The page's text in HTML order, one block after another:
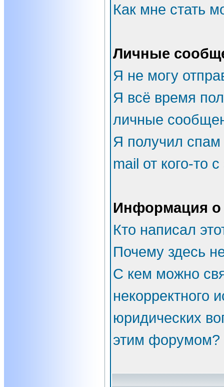
Как мне стать
Личные
Я не могу
Я всё время
личные
Я получил
mail от кого-то
Информация о
Кто написал
Почему здесь
С кем можно
некорректного
юридических
этим форумом?